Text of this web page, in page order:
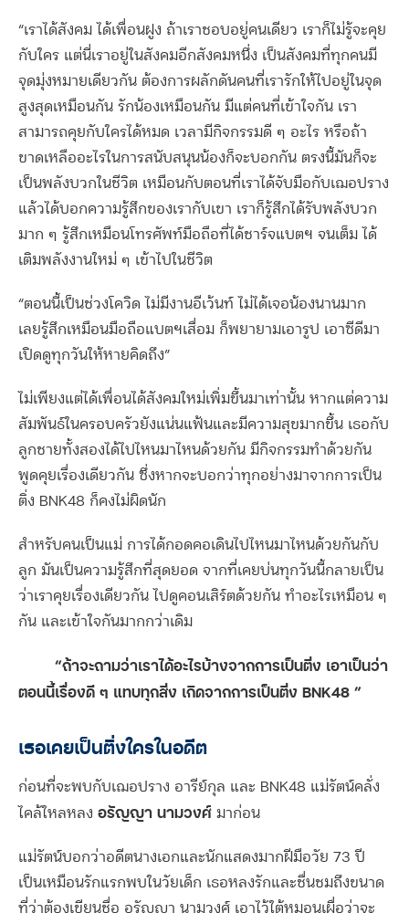
“เราได้สังคม ได้เพื่อนฝูง ถ้าเราชอบอยู่คนเดียว เราก็ไม่รู้จะคุย
กับใคร แต่นี่เราอยู่ในสังคมอีกสังคมหนึ่ง เป็นสังคมที่ทุกคนมี
จุดมุ่งหมายเดียวกัน ต้องการผลักดันคนที่เรารักให้ไปอยู่ในจุด
สูงสุดเหมือนกัน รักน้องเหมือนกัน มีแต่คนที่เข้าใจกัน เรา
สามารถคุยกับใครได้หมด เวลามีกิจกรรมดี ๆ อะไร หรือถ้า
ขาดเหลืออะไรในการสนับสนุนน้องก็จะบอกกัน ตรงนี้มันก็จะ
เป็นพลังบวกในชีวิต เหมือนกับตอนที่เราได้จับมือกับเฌอปราง
แล้วได้บอกความรู้สึกของเรากับเขา เราก็รู้สึกได้รับพลังบวก
มาก ๆ รู้สึกเหมือนโทรศัพท์มือถือที่ได้ชาร์จแบตฯ จนเต็ม ได้
เติมพลังงานใหม่ ๆ เข้าไปในชีวิต
“ตอนนี้เป็นช่วงโควิด ไม่มีงานอีเว้นท์ ไม่ได้เจอน้องนานมาก
เลยรู้สึกเหมือนมือถือแบตฯเสื่อม ก็พยายามเอารูป เอาซีดีมา
เปิดดูทุกวันให้หายคิดถึง”
ไม่เพียงแต่ได้เพื่อนได้สังคมใหม่เพิ่มขึ้นมาเท่านั้น หากแต่ความ
สัมพันธ์ในครอบครัวยังแน่นแฟ้นและมีความสุขมากขึ้น เธอกับ
ลูกชายทั้งสองได้ไปไหนมาไหนด้วยกัน มีกิจกรรมทำด้วยกัน
พูดคุยเรื่องเดียวกัน ซึ่งหากจะบอกว่าทุกอย่างมาจากการเป็น
ติ่ง BNK48 ก็คงไม่ผิดนัก
สำหรับคนเป็นแม่ การได้กอดคอเดินไปไหนมาไหนด้วยกันกับ
ลูก มันเป็นความรู้สึกที่สุดยอด จากที่เคยบ่นทุกวันนี้กลายเป็น
ว่าเราคุยเรื่องเดียวกัน ไปดูคอนเสิร์ตด้วยกัน ทำอะไรเหมือน ๆ
กัน และเข้าใจกันมากกว่าเดิม
“ถ้าจะถามว่าเราได้อะไรบ้างจากการเป็นติ่ง เอาเป็นว่า
ตอนนี้เรื่องดี ๆ แทบทุกสิ่ง เกิดจากการเป็นติ่ง BNK48 ”
เธอเคยเป็นติ่งใครในอดีต
ก่อนที่จะพบกับเฌอปราง อารีย์กุล และ BNK48 แม่รัตน์คลั่ง
ไคล้ใหลหลง อรัญญา นามวงศ์ มาก่อน
แม่รัตน์บอกว่าอดีตนางเอกและนักแสดงมากฝีมือวัย 73 ปี
เป็นเหมือนรักแรกพบในวัยเด็ก เธอหลงรักและชื่นชมถึงขนาด
ที่ว่าต้องเขียนชื่อ อรัญญา นามวงศ์ เอาไว้ใต้หมอนเผื่อว่าจะ